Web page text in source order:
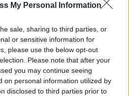
My Personal Information
sale, sharing to third parties, or
or sensitive information for
please use the below opt-out
Please note that after your
you may continue seeing
on personal information utilized by
disclosed to third parties prior to